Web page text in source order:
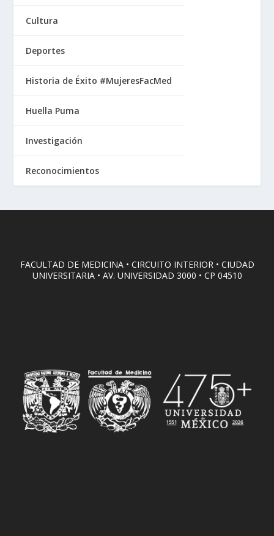
Cultura
Deportes
Historia de Éxito #MujeresFacMed
Huella Puma
Investigación
Reconocimientos
FACULTAD DE MEDICINA • CIRCUITO INTERIOR • CIUDAD
UNIVERSITARIA • AV. UNIVERSIDAD 3000 • CP 04510